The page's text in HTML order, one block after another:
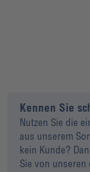
Kennen Sie
Nutzen Sie die
aus unserem
kein Kunde?
Sie von